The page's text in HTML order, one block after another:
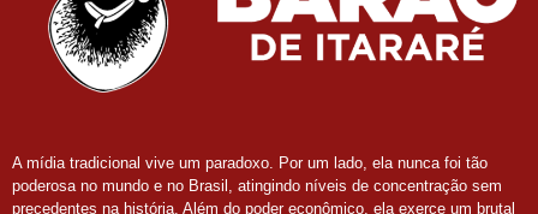
A mídia tradicional vive um paradoxo. Por um lado, ela nunca foi tão
poderosa no mundo e no Brasil, atingindo níveis de concentração sem
precedentes na história. Além do poder econômico, ela exerce um brutal